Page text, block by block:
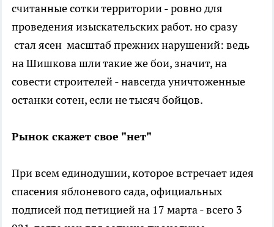
считанные сотки территории - ровно для
проведения изыскательских работ. но сразу
стал ясен масштаб прежних нарушений: ведь
на Шишкова шли такие же бои, значит, на
совести строителей - навсегда уничтоженные
останки сотен, если не тысяч бойцов.
Рынок скажет свое "нет"
При всем единодушии, которое встречает идея
спасения яблоневого сада, официальных
подписей под петицией на 17 марта - всего 3